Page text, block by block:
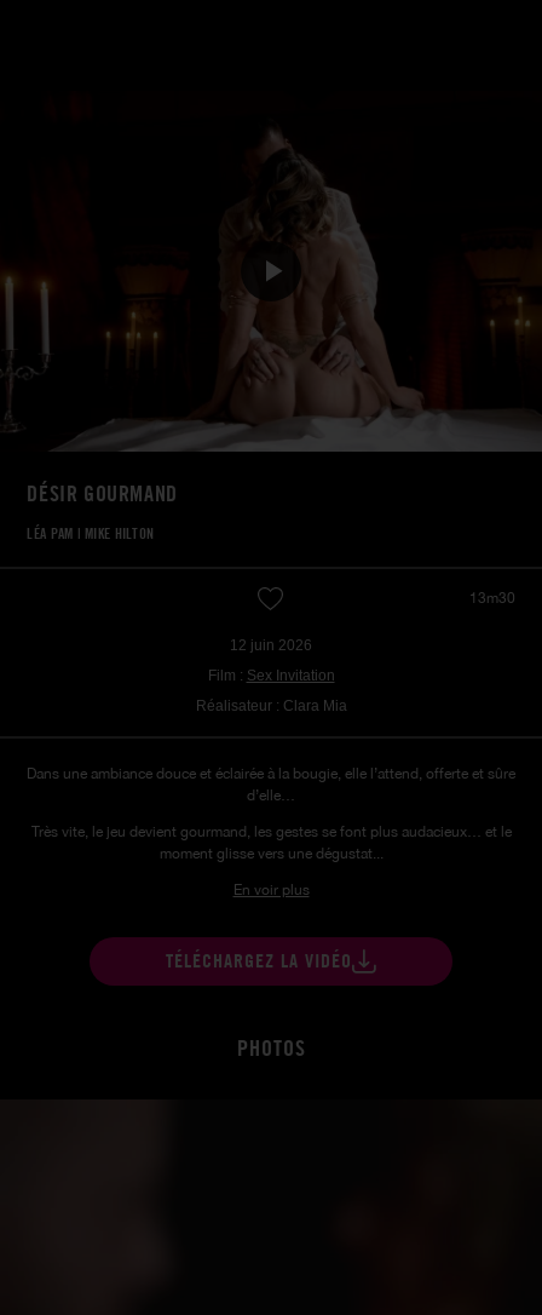
DÉSIR GOURMAND
LÉA PAM | MIKE HILTON
13m30
12 juin 2026
Film : Sex Invitation
Réalisateur : Clara Mia
Dans une ambiance douce et éclairée à la bougie, elle l’attend, offerte et sûre
d’elle…
Très vite, le jeu devient gourmand, les gestes se font plus audacieux… et le
moment glisse vers une dégustat...
En voir plus
TÉLÉCHARGEZ LA VIDÉO
PHOTOS